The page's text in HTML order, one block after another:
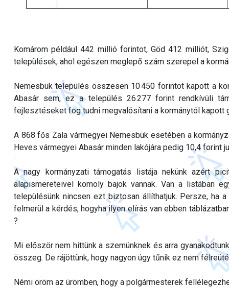
Komárom például 442 millió forintot, Göd 412 milliót,
települések, ahol egészen meglepő szám szerepel a
Nemesbük település összesen 10 450 forintot kapott a
Abasár sem, ez a település 26 277 forint rendkívüli
fejlesztéseket fog tudni megvalósítani a kormánytól kapott
A 868 fős Zala vármegyei Nemesbük esetében a
Heves vármegyei Abasár minden lakójára pedig 10,4 forint
A nagy kormányzati támogatás listája nekünk azért
alapismereteivel komoly bajok vannak. Van a listában
településünk nincsen ezt biztosan állíthatjuk. Persze, ha
felmerül a kérdés, hogyha ilyen elírás van ebben
?
Mi először nem hittünk a szemünknek és arra
összeg. De rájöttünk, hogy nagyon úgy tűnik ez nem
Némi öröm az ürömben, hogy a polgármesterek